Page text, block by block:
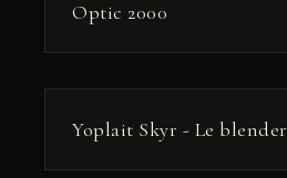
Optic 2000
РЕКЛАМА
Yoplait Skyr - Le blender